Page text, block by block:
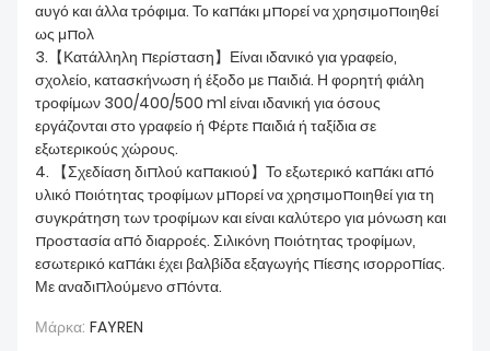
αυγό και άλλα τρόφιμα. Το καπάκι μπορεί να χρησιμοποιηθεί
ως μπολ
3.【Κατάλληλη περίσταση】Είναι ιδανικό για γραφείο,
σχολείο, κατασκήνωση ή έξοδο με παιδιά. Η φορητή φιάλη
τροφίμων 300/400/500 ml είναι ιδανική για όσους
εργάζονται στο γραφείο ή Φέρτε παιδιά ή ταξίδια σε
εξωτερικούς χώρους.
4. 【Σχεδίαση διπλού καπακιού】Το εξωτερικό καπάκι από
υλικό ποιότητας τροφίμων μπορεί να χρησιμοποιηθεί για τη
συγκράτηση των τροφίμων και είναι καλύτερο για μόνωση και
προστασία από διαρροές. Σιλικόνη ποιότητας τροφίμων,
εσωτερικό καπάκι έχει βαλβίδα εξαγωγής πίεσης ισορροπίας.
Με αναδιπλούμενο σπόντα.
Μάρκα: FAYREN